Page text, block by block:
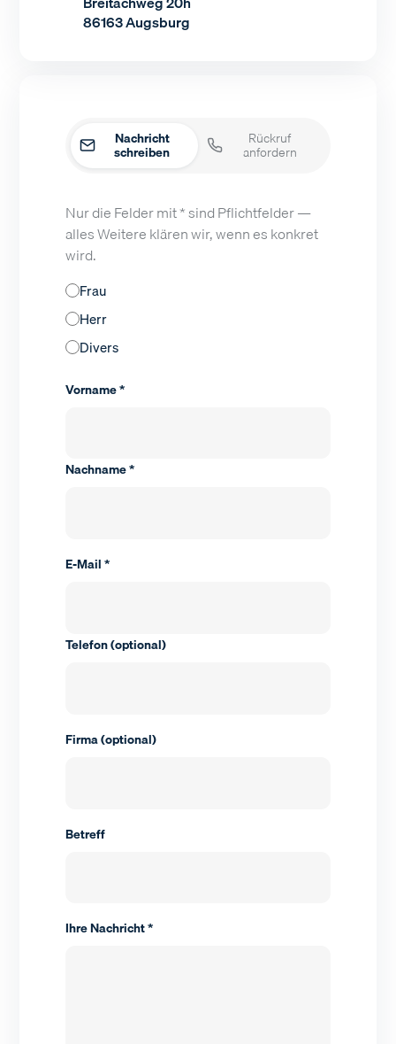
86163 Augsburg
Nachricht
schreiben
Rückruf
anfordern
Nur die Felder mit * sind Pflichtfelder —
alles Weitere klären wir, wenn es konkret
wird.
Frau
Herr
Divers
Vorname *
Nachname *
E-Mail *
Telefon (optional)
Firma (optional)
Betreff
Ihre Nachricht *